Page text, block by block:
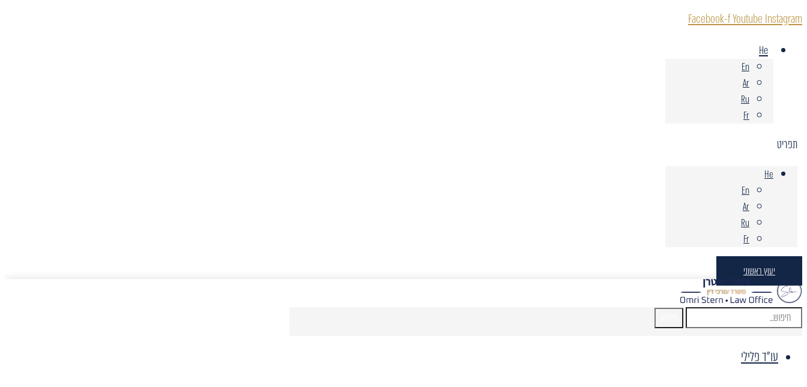
Facebook-fYoutube Instagram
He
En
Ar
Ru
Fr
תפריט
He
En
Ar
Ru
Fr
יעוץ ראשוני
עו"ד פלילי